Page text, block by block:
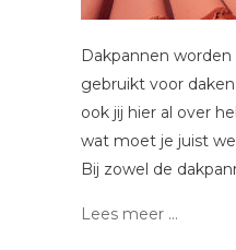
Dakpannen
gebruikt voor
ook jij hier al over
wat moet je juist
Bij zowel de
Lees meer ...